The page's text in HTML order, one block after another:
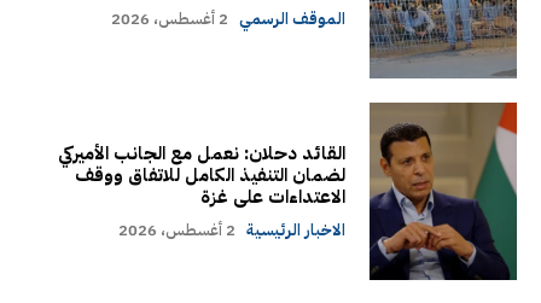
الموقف الرسمي 2 أغسطس، 2026
القائد دحلان: نعمل مع الجانب الأميركي
لضمان التنفيذ الكامل للاتفاق ووقف
الاعتداءات على غزة
الاخبار الرئيسية 2 أغسطس، 2026